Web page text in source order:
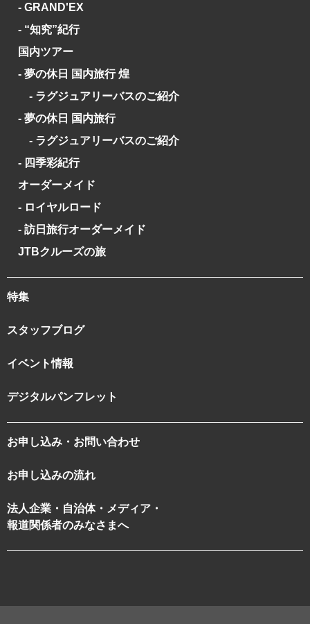
- GRAND'EX
- “知究”紀行
国内ツアー
- 夢の休日 国内旅行 煌
- ラグジュアリーバスのご紹介
- 夢の休日 国内旅行
- ラグジュアリーバスのご紹介
- 四季彩紀行
オーダーメイド
- ロイヤルロード
- 訪日旅行オーダーメイド
JTBクルーズの旅
特集
スタッフブログ
イベント情報
デジタルパンフレット
お申し込み・お問い合わせ
お申し込みの流れ
法人企業・自治体・メディア・
報道関係者のみなさまへ